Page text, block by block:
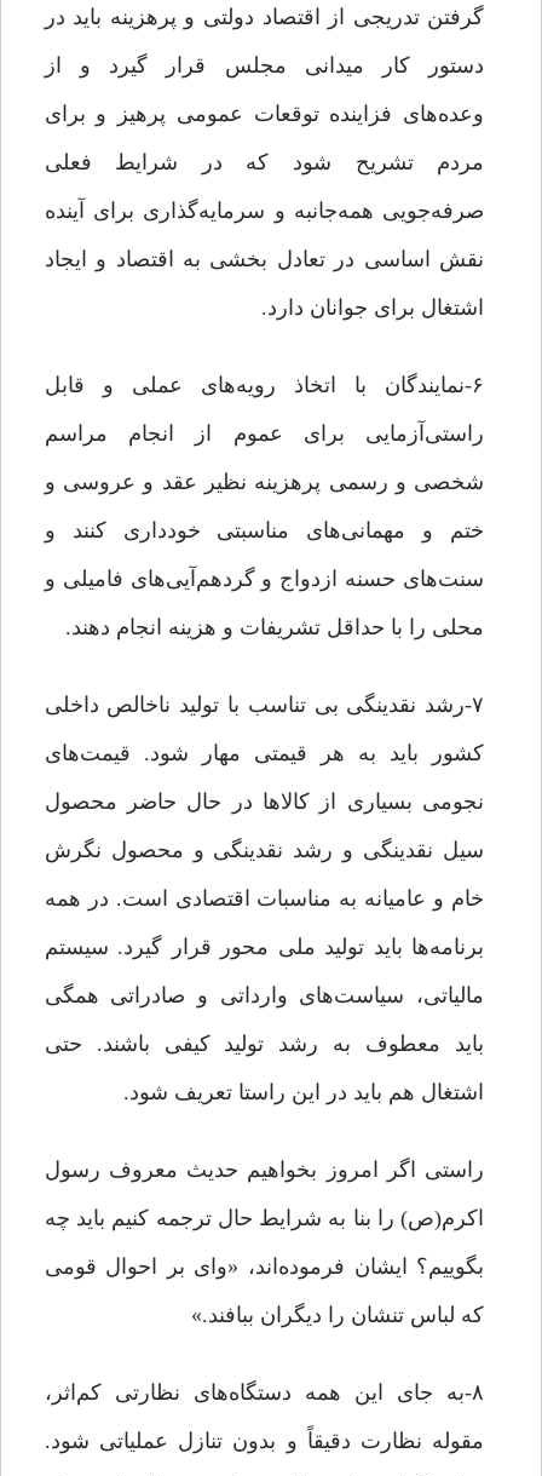
گرفتن تدریجی از اقتصاد دولتی و پرهزینه باید در
دستور کار میدانی مجلس قرار گیرد و از
وعده‌های فزاینده توقعات عمومی پرهیز و برای
مردم تشریح شود که در شرایط فعلی
صرفه‌جویی همه‌جانبه و سرمایه‌گذاری برای آینده
نقش اساسی در تعادل بخشی به اقتصاد و ایجاد
اشتغال برای جوانان دارد.
۶-نمایندگان با اتخاذ رویه‌های عملی و قابل
راستی‌آزمایی برای عموم از انجام مراسم
شخصی و رسمی پرهزینه نظیر عقد و عروسی و
ختم و مهمانی‌های مناسبتی خودداری کنند و
سنت‌های حسنه ازدواج و گردهم‌آیی‌های فامیلی و
محلی را با حداقل تشریفات و هزینه انجام دهند.
۷-رشد نقدینگی بی تناسب با تولید ناخالص داخلی
کشور باید به هر قیمتی مهار شود. قیمت‌های
نجومی بسیاری از کالاها در حال حاضر محصول
سیل نقدینگی و رشد نقدینگی و محصول نگرش
خام و عامیانه به مناسبات اقتصادی است. در همه‌
برنامه‌ها باید تولید ملی محور قرار گیرد. سیستم
مالیاتی، سیاست‌های وارداتی و صادراتی همگی
باید معطوف به رشد تولید کیفی باشند. حتی
اشتغال هم باید در این راستا تعریف ‌شود.
راستی اگر امروز بخواهیم حدیث معروف رسول
اکرم(ص) را بنا به شرایط حال ترجمه کنیم باید چه
بگوییم؟ ایشان فرموده‌اند، «وای بر احوال قومی
که لباس تنشان را دیگران ببافند.»
۸-به جای این همه دستگاه‌های نظارتی کم‌اثر،
مقوله نظارت دقیقاً و بدون تنازل عملیاتی شود.